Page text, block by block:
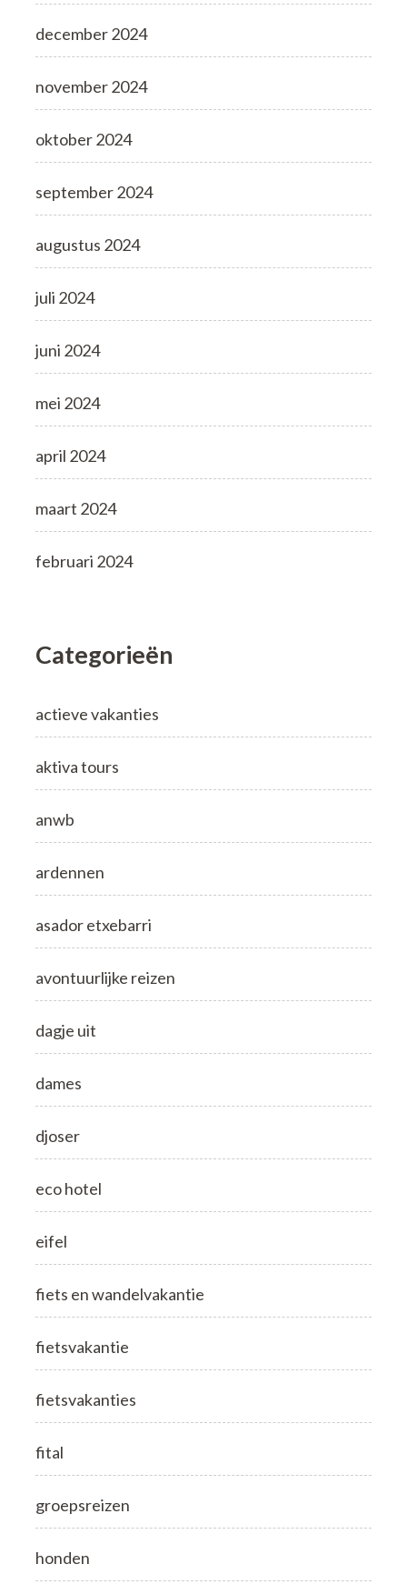
december 2024
november 2024
oktober 2024
september 2024
augustus 2024
juli 2024
juni 2024
mei 2024
april 2024
maart 2024
februari 2024
Categorieën
actieve vakanties
aktiva tours
anwb
ardennen
asador etxebarri
avontuurlijke reizen
dagje uit
dames
djoser
eco hotel
eifel
fiets en wandelvakantie
fietsvakantie
fietsvakanties
fital
groepsreizen
honden